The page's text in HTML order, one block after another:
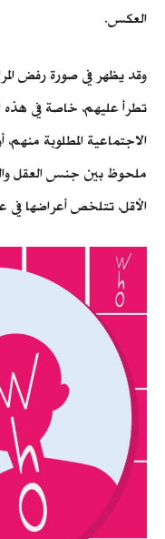
العكس.
وقد يظهر في صورة رفض
تطرأ عليهم، خاصة في هذه
الاجتماعية المطلوبة
ملحوظ بين جنس العقل
الأقل، تتلخص أعراضها في